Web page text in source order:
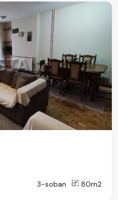
3-soban 80m2